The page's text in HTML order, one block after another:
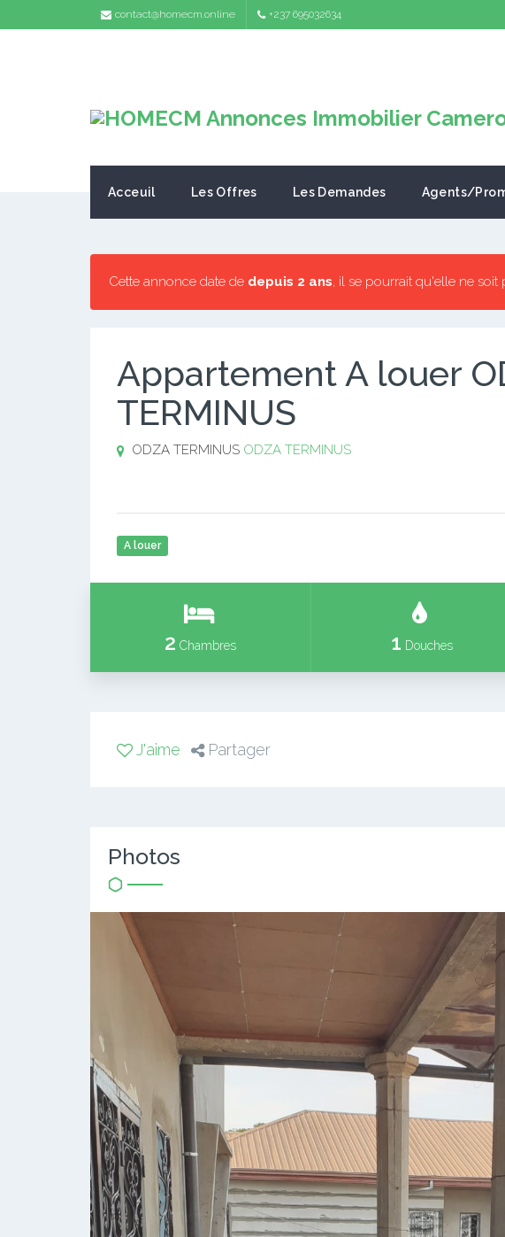
contact@homecm.online +237 695032634
Acceuil Les Offres Les Demandes Agents/
Cette annonce date de depuis 2 ans, il se pourrait qu'elle ne soit
Appartement A louer
TERMINUS
ODZA TERMINUS ODZA TERMINUS
A louer
2 Chambres 1 Douches
J'aime Partager
Photos